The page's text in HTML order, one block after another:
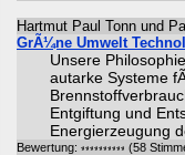
Hartmut Paul Tonn und
GrÃ¼ne Umwelt
Unsere
autarke Systeme
Entgiftung und
Energierzeugung
Bewertung: (58